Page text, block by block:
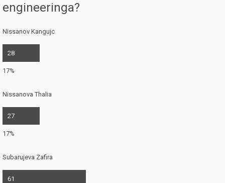
engineeringa?
Nissanov Kangujc
28
17%
Nissanova Thalia
27
17%
Subarujeva Zafira
61